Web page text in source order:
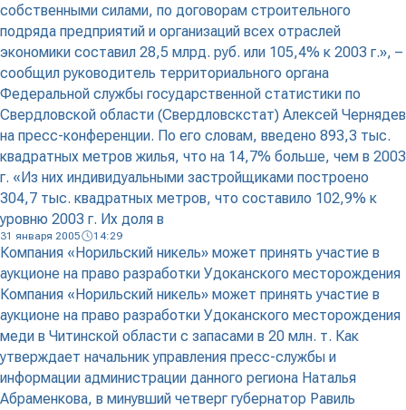
собственными силами, по договорам строительного
подряда предприятий и организаций всех отраслей
экономики составил 28,5 млрд. руб. или 105,4% к 2003 г.», –
сообщил руководитель территориального органа
Федеральной службы государственной статистики по
Свердловской области (Свердловскстат) Алексей Чернядев
на пресс-конференции. По его словам, введено 893,3 тыс.
квадратных метров жилья, что на 14,7% больше, чем в 2003
г. «Из них индивидуальными застройщиками построено
304,7 тыс. квадратных метров, что составило 102,9% к
уровню 2003 г. Их доля в
31 января 2005 14:29
Компания «Норильский никель» может принять участие в
аукционе на право разработки Удоканского месторождения
Компания «Норильский никель» может принять участие в
аукционе на право разработки Удоканского месторождения
меди в Читинской области с запасами в 20 млн. т. Как
утверждает начальник управления пресс-службы и
информации администрации данного региона Наталья
Абраменкова, в минувший четверг губернатор Равиль